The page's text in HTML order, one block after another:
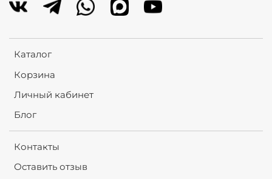
Каталог
Корзина
Личный кабинет
Блог
Контакты
Оставить отзыв